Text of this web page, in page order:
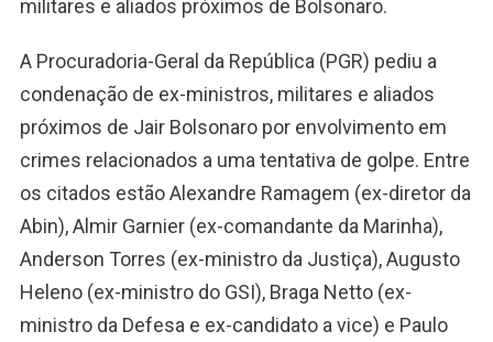
militares e aliados próximos de Bolsonaro.
A Procuradoria-Geral da República (PGR) pediu a
condenação de ex-ministros, militares e aliados
próximos de Jair Bolsonaro por envolvimento em
crimes relacionados a uma tentativa de golpe. Entre
os citados estão Alexandre Ramagem (ex-diretor da
Abin), Almir Garnier (ex-comandante da Marinha),
Anderson Torres (ex-ministro da Justiça), Augusto
Heleno (ex-ministro do GSI), Braga Netto (ex-
ministro da Defesa e ex-candidato a vice) e Paulo